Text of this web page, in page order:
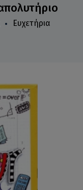
Ευχετήρια